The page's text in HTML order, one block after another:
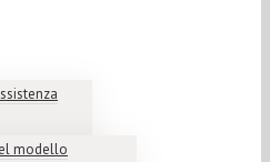
modello